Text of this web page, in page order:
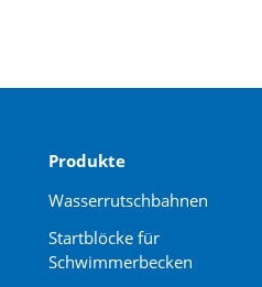
Produkte
Wasserrutschbahnen
Startblöcke für
Schwimmerbecken